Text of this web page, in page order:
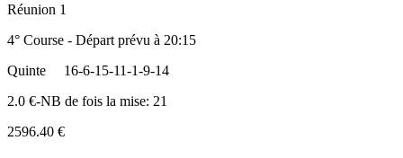
Réunion 1
4° Course - Départ prévu à 20:15
Quinte
16-6-15-11-1-9-14
2.0 €-NB de fois la mise: 21
2596.40 €